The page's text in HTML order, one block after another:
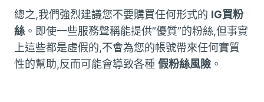
總之,我們強烈建議您不要購買任何形式的 IG買粉
絲 。即使一些服務聲稱能提供”優質”的粉絲,但事實
上這些都是虛假的,不會為您的帳號帶來任何實質
性的幫助,反而可能會導致各種 假粉絲風險 。